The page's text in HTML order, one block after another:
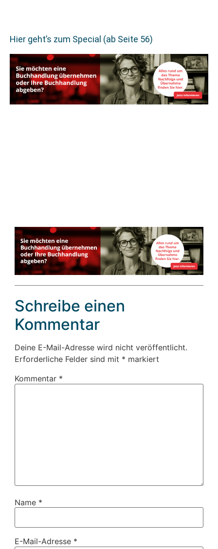
Hier geht’s zum Special (ab Seite 56)
Schreibe einen
Kommentar
Deine E-Mail-Adresse wird nicht veröffentlicht.
Erforderliche Felder sind mit * markiert
Kommentar *
Name *
E-Mail-Adresse *